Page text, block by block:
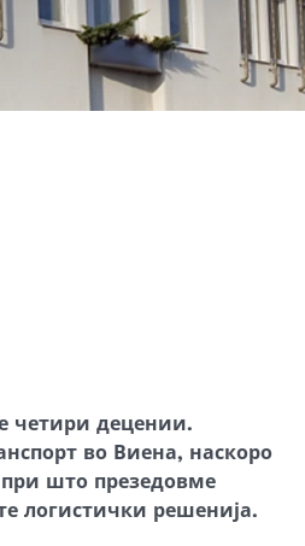
четири децении.
во Виена, наскоро
што презедовме
логистички решенија.